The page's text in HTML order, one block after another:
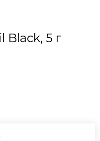
Black, 5 г